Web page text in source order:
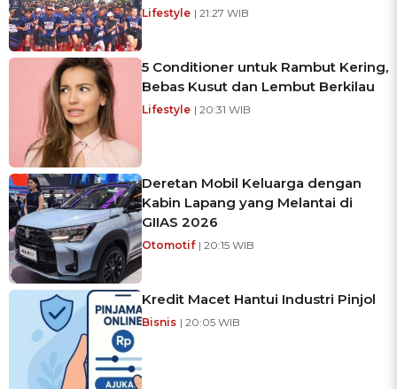
Lifestyle | 21:27 WIB
5 Conditioner untuk Rambut Kering,
Bebas Kusut dan Lembut Berkilau
Lifestyle | 20:31 WIB
Deretan Mobil Keluarga dengan
Kabin Lapang yang Melantai di
GIIAS 2026
Otomotif | 20:15 WIB
Kredit Macet Hantui Industri Pinjol
Bisnis | 20:05 WIB